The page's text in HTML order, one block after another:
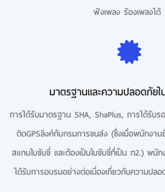
ฟังเพลง ร้องเพลงได้
มาตรฐานและความปลอดภัยใ
การได้รับมาตรฐาน SHA, ShaPlus, การได้รับ
ติดGPSลิงค์กับกรมการขนส่ง (ซึ่งเมื่อพนักงา
สแกนใบขับขี่ และต้องเป็นใบขับขี่ที่เป็น ท2.) พนั
ได้รับการอบรมอย่างต่อเนื่องเกี่ยวกับความปล